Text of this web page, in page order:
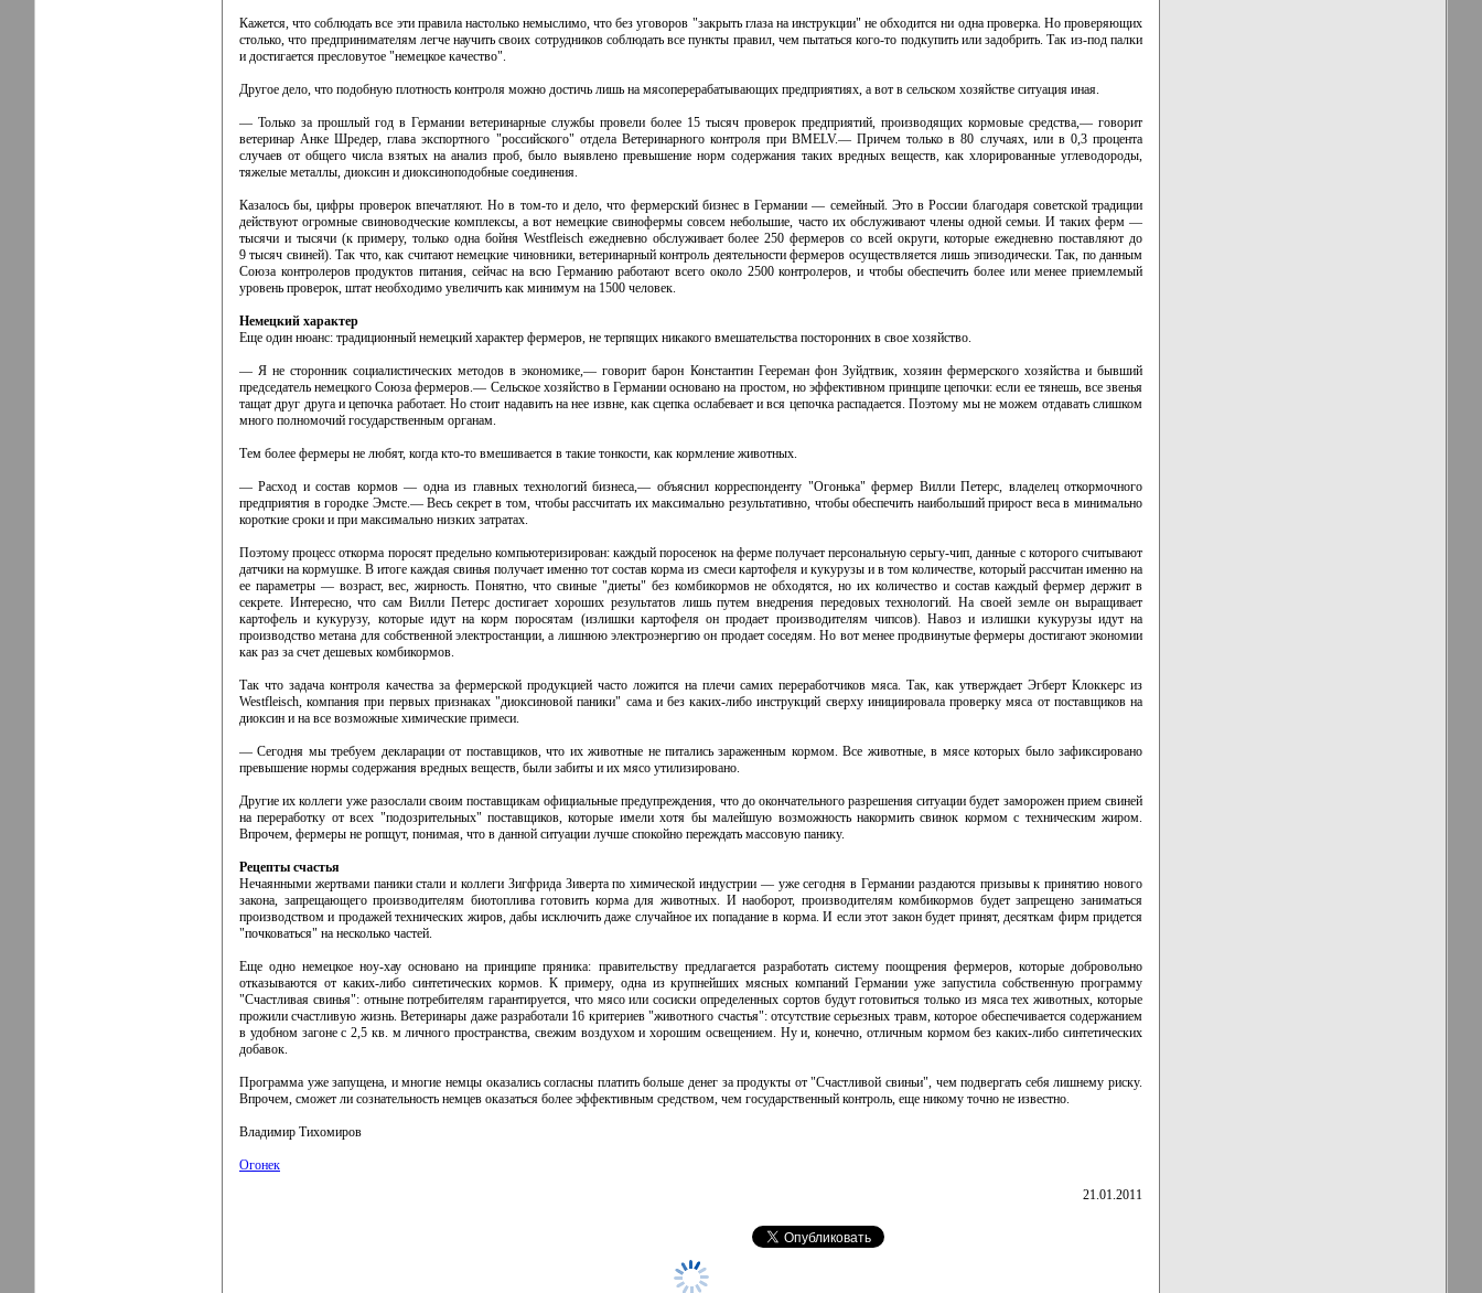
Кажется, что соблюдать все эти правила настолько немыслимо, что без уговоров "закрыть глаза на инструкции" не обходится ни одна проверка. Но проверяющих
столько, что предпринимателям легче научить своих сотрудников соблюдать все пункты правил, чем пытаться кого-то подкупить или задобрить. Так из-под палки
и достигается пресловутое "немецкое качество".
Другое дело, что подобную плотность контроля можно достичь лишь на мясоперерабатывающих предприятиях, а вот в сельском хозяйстве ситуация иная.
— Только за прошлый год в Германии ветеринарные службы провели более 15 тысяч проверок предприятий, производящих кормовые средства,— говорит
ветеринар Анке Шредер, глава экспортного "российского" отдела Ветеринарного контроля при BMELV.— Причем только в 80 случаях, или в 0,3 процента
случаев от общего числа взятых на анализ проб, было выявлено превышение норм содержания таких вредных веществ, как хлорированные углеводороды,
тяжелые металлы, диоксин и диоксиноподобные соединения.
Казалось бы, цифры проверок впечатляют. Но в том-то и дело, что фермерский бизнес в Германии — семейный. Это в России благодаря советской традиции
действуют огромные свиноводческие комплексы, а вот немецкие свинофермы совсем небольшие, часто их обслуживают члены одной семьи. И таких ферм —
тысячи и тысячи (к примеру, только одна бойня Westfleisch ежедневно обслуживает более 250 фермеров со всей округи, которые ежедневно поставляют до
9 тысяч свиней). Так что, как считают немецкие чиновники, ветеринарный контроль деятельности фермеров осуществляется лишь эпизодически. Так, по данным
Союза контролеров продуктов питания, сейчас на всю Германию работают всего около 2500 контролеров, и чтобы обеспечить более или менее приемлемый
уровень проверок, штат необходимо увеличить как минимум на 1500 человек.
Немецкий характер
Еще один нюанс: традиционный немецкий характер фермеров, не терпящих никакого вмешательства посторонних в свое хозяйство.
— Я не сторонник социалистических методов в экономике,— говорит барон Константин Геереман фон Зуйдтвик, хозяин фермерского хозяйства и бывший
председатель немецкого Союза фермеров.— Сельское хозяйство в Германии основано на простом, но эффективном принципе цепочки: если ее тянешь, все звенья
тащат друг друга и цепочка работает. Но стоит надавить на нее извне, как сцепка ослабевает и вся цепочка распадается. Поэтому мы не можем отдавать слишком
много полномочий государственным органам.
Тем более фермеры не любят, когда кто-то вмешивается в такие тонкости, как кормление животных.
— Расход и состав кормов — одна из главных технологий бизнеса,— объяснил корреспонденту "Огонька" фермер Вилли Петерс, владелец откормочного
предприятия в городке Эмсте.— Весь секрет в том, чтобы рассчитать их максимально результативно, чтобы обеспечить наибольший прирост веса в минимально
короткие сроки и при максимально низких затратах.
Поэтому процесс откорма поросят предельно компьютеризирован: каждый поросенок на ферме получает персональную серьгу-чип, данные с которого считывают
датчики на кормушке. В итоге каждая свинья получает именно тот состав корма из смеси картофеля и кукурузы и в том количестве, который рассчитан именно на
ее параметры — возраст, вес, жирность. Понятно, что свиные "диеты" без комбикормов не обходятся, но их количество и состав каждый фермер держит в
секрете. Интересно, что сам Вилли Петерс достигает хороших результатов лишь путем внедрения передовых технологий. На своей земле он выращивает
картофель и кукурузу, которые идут на корм поросятам (излишки картофеля он продает производителям чипсов). Навоз и излишки кукурузы идут на
производство метана для собственной электростанции, а лишнюю электроэнергию он продает соседям. Но вот менее продвинутые фермеры достигают экономии
как раз за счет дешевых комбикормов.
Так что задача контроля качества за фермерской продукцией часто ложится на плечи самих переработчиков мяса. Так, как утверждает Эгберт Клоккерс из
Westfleisch, компания при первых признаках "диоксиновой паники" сама и без каких-либо инструкций сверху инициировала проверку мяса от поставщиков на
диоксин и на все возможные химические примеси.
— Сегодня мы требуем декларации от поставщиков, что их животные не питались зараженным кормом. Все животные, в мясе которых было зафиксировано
превышение нормы содержания вредных веществ, были забиты и их мясо утилизировано.
Другие их коллеги уже разослали своим поставщикам официальные предупреждения, что до окончательного разрешения ситуации будет заморожен прием свиней
на переработку от всех "подозрительных" поставщиков, которые имели хотя бы малейшую возможность накормить свинок кормом с техническим жиром.
Впрочем, фермеры не ропщут, понимая, что в данной ситуации лучше спокойно переждать массовую панику.
Рецепты счастья
Нечаянными жертвами паники стали и коллеги Зигфрида Зиверта по химической индустрии — уже сегодня в Германии раздаются призывы к принятию нового
закона, запрещающего производителям биотоплива готовить корма для животных. И наоборот, производителям комбикормов будет запрещено заниматься
производством и продажей технических жиров, дабы исключить даже случайное их попадание в корма. И если этот закон будет принят, десяткам фирм придется
"почковаться" на несколько частей.
Еще одно немецкое ноу-хау основано на принципе пряника: правительству предлагается разработать систему поощрения фермеров, которые добровольно
отказываются от каких-либо синтетических кормов. К примеру, одна из крупнейших мясных компаний Германии уже запустила собственную программу
"Счастливая свинья": отныне потребителям гарантируется, что мясо или сосиски определенных сортов будут готовиться только из мяса тех животных, которые
прожили счастливую жизнь. Ветеринары даже разработали 16 критериев "животного счастья": отсутствие серьезных травм, которое обеспечивается содержанием
в удобном загоне с 2,5 кв. м личного пространства, свежим воздухом и хорошим освещением. Ну и, конечно, отличным кормом без каких-либо синтетических
добавок.
Программа уже запущена, и многие немцы оказались согласны платить больше денег за продукты от "Счастливой свиньи", чем подвергать себя лишнему риску.
Впрочем, сможет ли сознательность немцев оказаться более эффективным средством, чем государственный контроль, еще никому точно не известно.
Владимир Тихомиров
Огонек
21.01.2011